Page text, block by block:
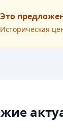
Это
Историческая